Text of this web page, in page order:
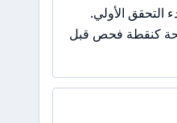
الأولي.
فحص قبل